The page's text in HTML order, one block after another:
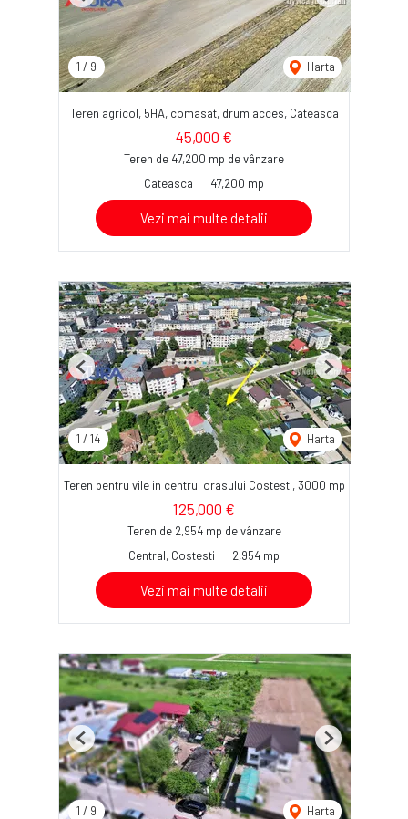
1 / 9 Harta
Teren agricol, 5HA, comasat, drum acces, Cateasca
45,000 €
Teren de 47,200 mp de vânzare
Cateasca
47,200 mp
Vezi mai multe detalii
1 / 14 Harta
Previous Next
Teren pentru vile in centrul orasului Costesti, 3000 mp
125,000 €
Teren de 2,954 mp de vânzare
Central, Costesti
2,954 mp
Vezi mai multe detalii
1 / 9 Harta
Previous Next